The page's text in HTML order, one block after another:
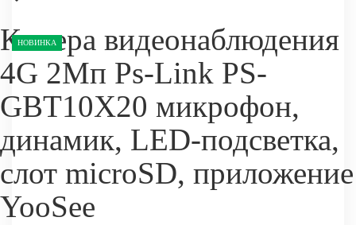
НОВИНКА
Камера видеонаблюдения
4G 2Мп Ps-Link PS-
GBT10X20 микрофон,
динамик, LED-подсветка,
слот microSD, приложение
YooSee